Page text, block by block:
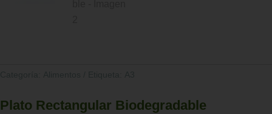
Plato Rectangular Biodegradable